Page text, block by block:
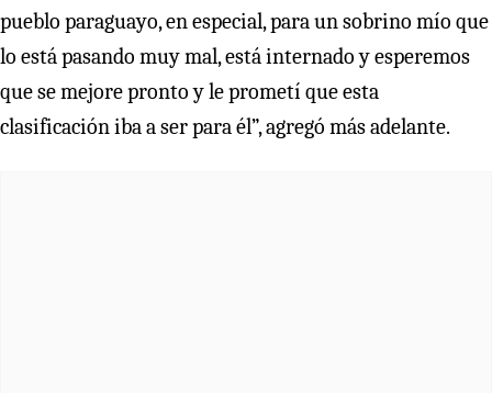
pueblo paraguayo, en especial, para un sobrino mío que
lo está pasando muy mal, está internado y esperemos
que se mejore pronto y le prometí que esta
clasificación iba a ser para él”, agregó más adelante.